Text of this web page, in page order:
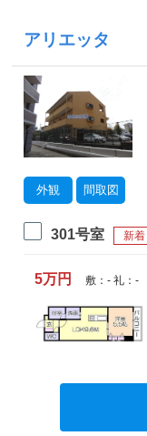
アリエッタ
外観 間取図
301号室 新着
5万円 敷：- 礼：-